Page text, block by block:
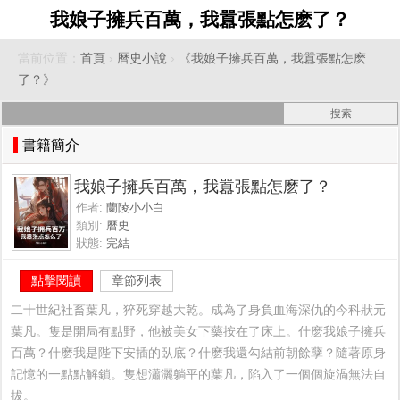
我娘子擁兵百萬，我囂張點怎麽了？
當前位置： 首頁 › 曆史小說 ›
《我娘子擁兵百萬，我囂張點怎麽
了？》
書籍簡介
我娘子擁兵百萬，我囂張點怎麽了？
作者: 蘭陵小小白
類別: 曆史
狀態: 完結
點擊閱讀 章節列表
二十世紀社畜葉凡，猝死穿越大乾。成為了身負血海深仇的今科狀元
葉凡。隻是開局有點野，他被美女下藥按在了床上。什麽我娘子擁兵
百萬？什麽我是陛下安插的臥底？什麽我還勾結前朝餘孽？隨著原身
記憶的一點點解鎖。隻想瀟灑躺平的葉凡，陷入了一個個旋渦無法自
拔。